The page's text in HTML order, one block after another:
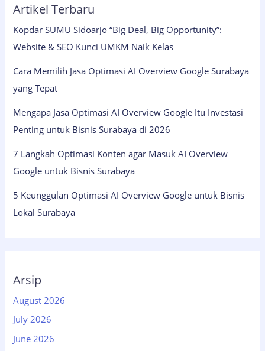
Artikel Terbaru
Kopdar SUMU Sidoarjo “Big Deal, Big Opportunity”:
Website & SEO Kunci UMKM Naik Kelas
Cara Memilih Jasa Optimasi AI Overview Google Surabaya
yang Tepat
Mengapa Jasa Optimasi AI Overview Google Itu Investasi
Penting untuk Bisnis Surabaya di 2026
7 Langkah Optimasi Konten agar Masuk AI Overview
Google untuk Bisnis Surabaya
5 Keunggulan Optimasi AI Overview Google untuk Bisnis
Lokal Surabaya
Arsip
August 2026
July 2026
June 2026